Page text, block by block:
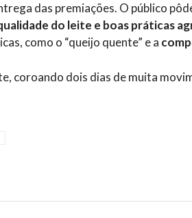
das premiações. O público
do leite e boas práticas
como o “queijo quente” e a
coroando dois dias de muita